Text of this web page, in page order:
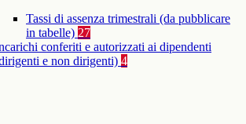
Tassi di assenza trimestrali (da pubblicare
in tabelle) 27
conferiti e autorizzati ai dipendenti
e non dirigenti) 4